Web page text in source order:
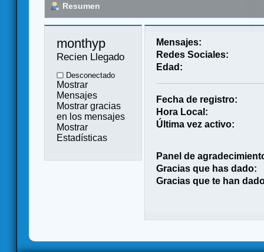
Resumen
monthyp
Recien Llegado
Desconectado
Mostrar
Mensajes
Mostrar gracias
en los mensajes
Mostrar
Estadísticas
Mensajes:
Redes Sociales:
Edad:
Fecha de registro:
Hora Local:
Última vez activo:
Panel de
Gracias que has dado:
Gracias que te han